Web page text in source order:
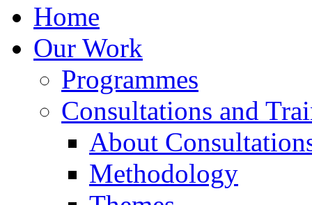
Home
Our Work
Programmes
Consultations and
About
Methodology